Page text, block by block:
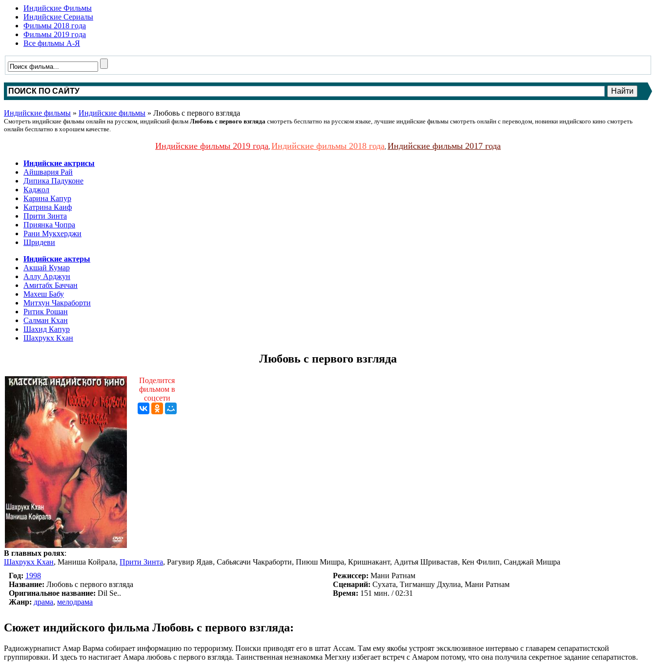
Индийские Фильмы
Индийские Сериалы
Фильмы 2018 года
Фильмы 2019 года
Все фильмы А-Я
Индийские фильмы » Индийские фильмы » Любовь с первого взгляда
Смотреть индийские фильмы онлайн на русском, индийский фильм Любовь с первого взгляда смотреть бесплатно на русском языке, лучшие индийские фильмы смотреть онлайн с переводом, новинки индийского кино смотреть
онлайн бесплатно в хорошем качестве.
Индийские фильмы 2019 года, Индийские фильмы 2018 года, Индийские фильмы 2017 года
Индийские актрисы
Айшвария Рай
Дипика Падуконе
Каджол
Карина Капур
Катрина Каиф
Прити Зинта
Приянка Чопра
Рани Мукхерджи
Шридеви
Индийские актеры
Акшай Кумар
Аллу Арджун
Амитабх Баччан
Махеш Бабу
Митхун Чакраборти
Ритик Рошан
Салман Кхан
Шахид Капур
Шахрукх Кхан
Любовь с первого взгляда
Поделится
фильмом в
соцсети
В главных ролях:
Шахрукх Кхан, Маниша Койрала, Прити Зинта, Рагувир Ядав, Сабьясачи Чакраборти, Пиюш Мишра, Кришнакант, Адитья Шривастав, Кен Филип, Санджай Мишра
Год: 1998
Название: Любовь с первого взгляда
Оригинальное название: Dil Se..
Жанр: драма, мелодрама
Режиссер: Мани Ратнам
Сценарий: Сухата, Тигманшу Дхулиа, Мани Ратнам
Время: 151 мин. / 02:31
Сюжет индийского фильма Любовь с первого взгляда:
Радиожурнапист Амар Варма собирает информацию по терроризму. Поиски приводят его в штат Ассам. Там ему якобы устроят эксклюзивное интервью с главарем сепаратистской
группировки. И здесь то настигает Амара любовь с первого взгляда. Таинственная незнакомка Мегхну избегает встреч с Амаром потому, что она получила секретное задание сепаратистов.